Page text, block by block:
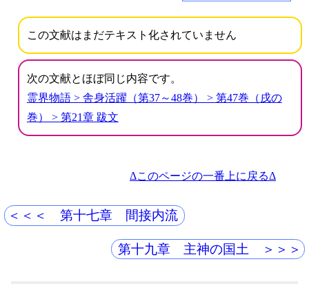
この文献はまだテキスト化されていません
次の文献とほぼ同じ内容です。
霊界物語 > 舎身活躍（第37～48巻） > 第47巻（戌の
巻） > 第21章 跋文
Δこのページの一番上に戻るΔ
＜＜＜ 第十七章 間接内流
第十九章 主神の国土 ＞＞＞